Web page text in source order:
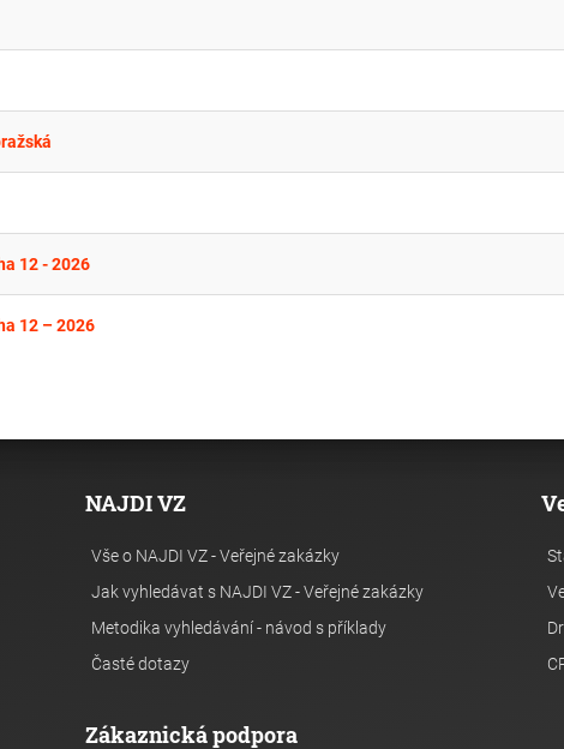
12 - 2026
12 – 2026
NAJDI VZ
Vše o NAJDI VZ - Veřejné zakázky
Jak vyhledávat s NAJDI VZ - Veřejné zakázky
Metodika vyhledávání - návod s příklady
Časté dotazy
Zákaznická podpora